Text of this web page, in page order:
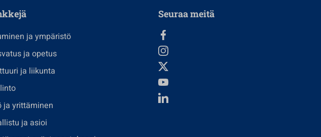
ja ympäristö
ja opetus
ja liikunta
ja yrittäminen
ja asioi
Seuraa meitä